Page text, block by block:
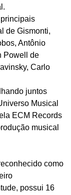
de Gismonti,
Antônio
Powell de
Carlo
juntos
Musical
ECM Records
musical
como
possui 16